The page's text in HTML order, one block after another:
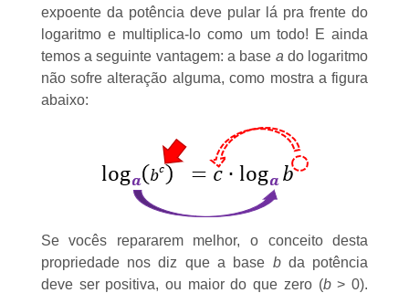
expoente da potência deve pular lá pra frente do
logaritmo e multiplica-lo como um todo! E ainda
temos a seguinte vantagem: a base a do logaritmo
não sofre alteração alguma, como mostra a figura
abaixo:
Se vocês repararem melhor, o conceito desta
propriedade nos diz que a base bda potência
deve ser positiva, ou maior do que zero (b> 0).